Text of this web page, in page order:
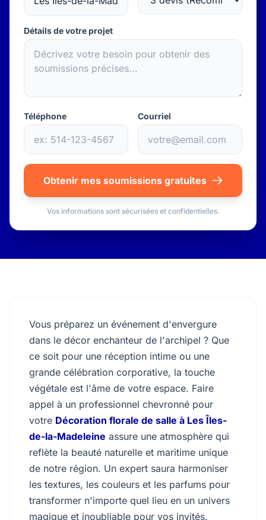
Détails de votre projet
Téléphone Courriel
Obtenir mes soumissions gratuites
Vos informations sont sécurisées et confidentielles.
Vous préparez un événement d'envergure
dans le décor enchanteur de l'archipel ? Que
ce soit pour une réception intime ou une
grande célébration corporative, la touche
végétale est l'âme de votre espace. Faire
appel à un professionnel chevronné pour
votre Décoration florale de salle à Les Îles-
de-la-Madeleine assure une atmosphère qui
reflète la beauté naturelle et maritime unique
de notre région. Un expert saura harmoniser
les textures, les couleurs et les parfums pour
transformer n'importe quel lieu en un univers
magique et inoubliable pour vos invités.